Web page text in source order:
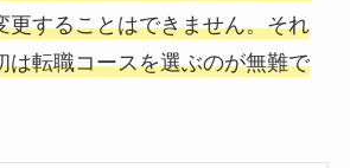
更することはできません。それ
は転職コースを選ぶのが無難で